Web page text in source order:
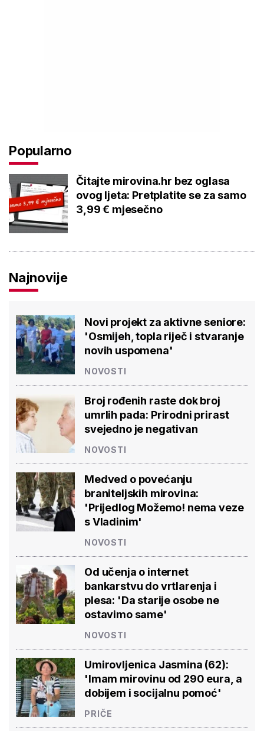
Popularno
Čitajte mirovina.hr bez oglasa
ovog ljeta: Pretplatite se za samo
3,99 € mjesečno
Najnovije
Novi projekt za aktivne seniore:
'Osmijeh, topla riječ i stvaranje
novih uspomena'
NOVOSTI
Broj rođenih raste dok broj
umrlih pada: Prirodni prirast
svejedno je negativan
NOVOSTI
Medved o povećanju
braniteljskih mirovina:
'Prijedlog Možemo! nema veze
s Vladinim'
NOVOSTI
Od učenja o internet
bankarstvu do vrtlarenja i
plesa: 'Da starije osobe ne
ostavimo same'
NOVOSTI
Umirovljenica Jasmina (62):
'Imam mirovinu od 290 eura, a
dobijem i socijalnu pomoć'
PRIČE